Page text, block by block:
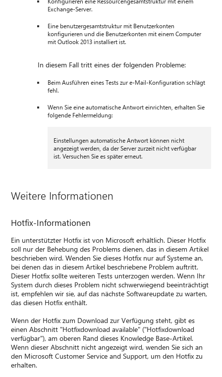
Exchange-Server.
Eine benutzergesamtstruktur mit Benutzerkonten
konfigurieren und die Benutzerkonten mit einem Computer
mit Outlook 2013 installiert ist.
In diesem Fall tritt eines der folgenden Probleme:
Beim Ausführen eines Tests zur e-Mail-Konfiguration schlägt
fehl.
Wenn Sie eine automatische Antwort einrichten, erhalten Sie
folgende Fehlermeldung:
Einstellungen automatische Antwort können nicht
angezeigt werden, da der Server zurzeit nicht verfügbar
ist. Versuchen Sie es später erneut.
Weitere Informationen
Hotfix-Informationen
Ein unterstützter Hotfix ist von Microsoft erhältlich. Dieser Hotfix
soll nur der Behebung des Problems dienen, das in diesem Artikel
beschrieben wird. Wenden Sie dieses Hotfix nur auf Systeme an,
bei denen das in diesem Artikel beschriebene Problem auftritt.
Dieser Hotfix sollte weiteren Tests unterzogen werden. Wenn Ihr
System durch dieses Problem nicht schwerwiegend beeinträchtigt
ist, empfehlen wir sie, auf das nächste Softwareupdate zu warten,
das diesen Hotfix enthält.
Wenn der Hotfix zum Download zur Verfügung steht, gibt es
einen Abschnitt "Hotfixdownload available" ("Hotfixdownload
verfügbar"), am oberen Rand dieses Knowledge Base-Artikel.
Wenn dieser Abschnitt nicht angezeigt wird, wenden Sie sich an
den Microsoft Customer Service and Support, um den Hotfix zu
erhalten.